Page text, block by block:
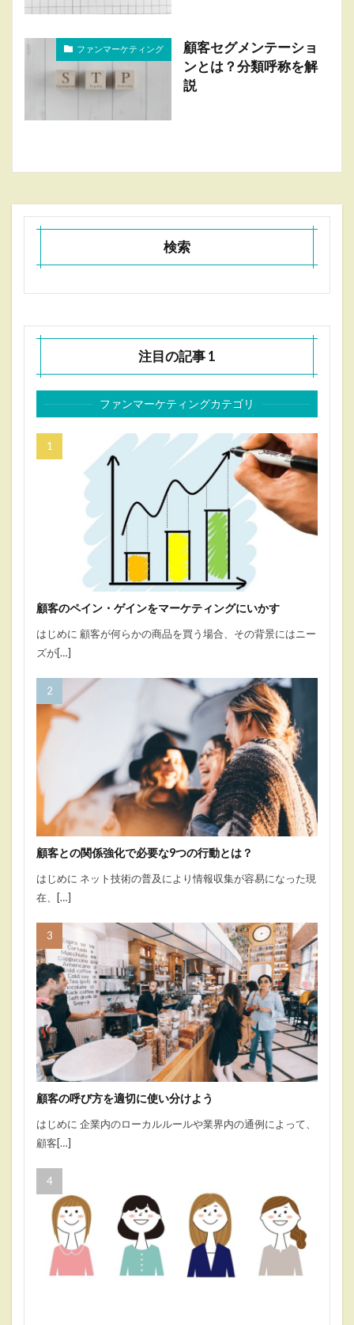
ファンマーケティング
顧客セグメンテーショ
ンとは？分類呼称を解
説
検索
注目の記事 1
ファンマーケティングカテゴリ
顧客のペイン・ゲインをマーケティングにいかす
はじめに 顧客が何らかの商品を買う場合、その背景にはニー
ズが[…]
顧客との関係強化で必要な9つの行動とは？
はじめに ネット技術の普及により情報収集が容易になった現
在、[…]
顧客の呼び方を適切に使い分けよう
はじめに 企業内のローカルルールや業界内の通例によって、
顧客[…]